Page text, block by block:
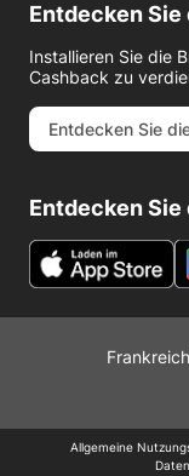
Entdecken
Installieren Sie die
Cashback zu
Entdecken Sie
Entdecken
Frankreich
Allgemeine